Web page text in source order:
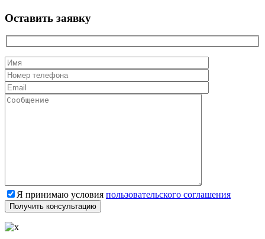
Оставить заявку
Я принимаю условия пользовательского соглашения